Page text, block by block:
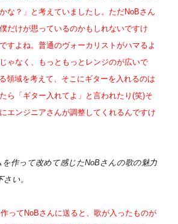
な？」と考えていましたし。ただNoBさん
だけが思っているのかもしれないですけ
すよね。普通のヴォーカリストがハマるよ
ゃなく、もっともっとレンジのが広いで
領域を考えて、そこにギターを入れるのは
ら「ギター入れてよ」と言われたり(笑)そ
エンジニアさんが調整してくれるんですけ
作って改めて感じたNoBさんの歌の魅力
い。
ってNoBさんに送ると、歌が入ったものが